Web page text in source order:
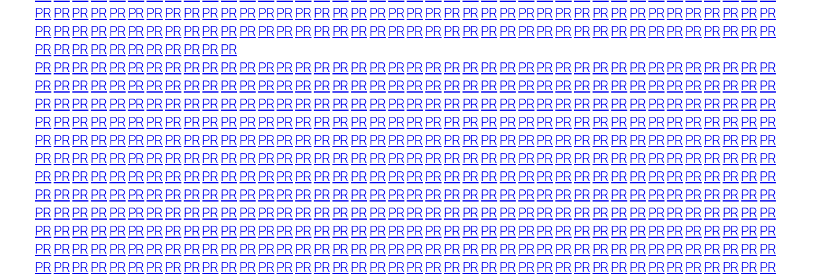
PR PRPR PR PR PR PR PR PRPR PR PR PRPR PR PR PR PR PR PRPR PR PR PR PR PR PRPR PR PR PR PR PR PRPR PR PR PR PR PR
PR PRPR PR PR PR PR PR PRPR PR PR PRPR PR PR PR PR PR PRPR PR PR PR PR PR PRPR PR PR PR PR PR PRPR PR PR PR PR PR
PR PRPR PR PR PR PR PR PRPR PR
PR PRPR PR PR PR PR PR PRPR PR PR PRPR PR PR PR PR PR PRPR PR PR PR PR PR PRPR PR PR PR PR PR PRPR PR PR PR PR PR
PR PRPR PR PR PR PR PR PRPR PR PR PRPR PR PR PR PR PR PRPR PR PR PR PR PR PRPR PR PR PR PR PR PRPR PR PR PR PR PR
PR PRPR PR PR PR PR PR PRPR PR PR PRPR PR PR PR PR PR PRPR PR PR PR PR PR PRPR PR PR PR PR PR PRPR PR PR PR PR PR
PR PRPR PR PR PR PR PR PRPR PR PR PRPR PR PR PR PR PR PRPR PR PR PR PR PR PRPR PR PR PR PR PR PRPR PR PR PR PR PR
PR PRPR PR PR PR PR PR PRPR PR PR PRPR PR PR PR PR PR PRPR PR PR PR PR PR PRPR PR PR PR PR PR PRPR PR PR PR PR PR
PR PRPR PR PR PR PR PR PRPR PR PR PRPR PR PR PR PR PR PRPR PR PR PR PR PR PRPR PR PR PR PR PR PRPR PR PR PR PR PR
PR PRPR PR PR PR PR PR PRPR PR PR PRPR PR PR PR PR PR PRPR PR PR PR PR PR PRPR PR PR PR PR PR PRPR PR PR PR PR PR
PR PRPR PR PR PR PR PR PRPR PR PR PRPR PR PR PR PR PR PRPR PR PR PR PR PR PRPR PR PR PR PR PR PRPR PR PR PR PR PR
PR PRPR PR PR PR PR PR PRPR PR PR PRPR PR PR PR PR PR PRPR PR PR PR PR PR PRPR PR PR PR PR PR PRPR PR PR PR PR PR
PR PRPR PR PR PR PR PR PRPR PR PR PRPR PR PR PR PR PR PRPR PR PR PR PR PR PRPR PR PR PR PR PR PRPR PR PR PR PR PR
PR PRPR PR PR PR PR PR PRPR PR PR PRPR PR PR PR PR PR PRPR PR PR PR PR PR PRPR PR PR PR PR PR PRPR PR PR PR PR PR
PR PRPR PR PR PR PR PR PRPR PR PR PRPR PR PR PR PR PR PRPR PR PR PR PR PR PRPR PR PR PR PR PR PRPR PR PR PR PR PR